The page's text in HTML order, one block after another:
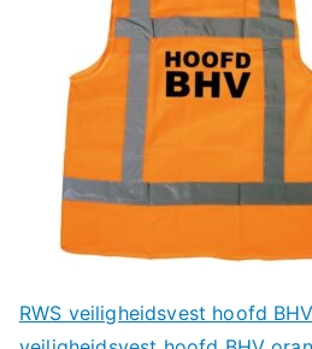
RWS veiligheidsvest hoofd